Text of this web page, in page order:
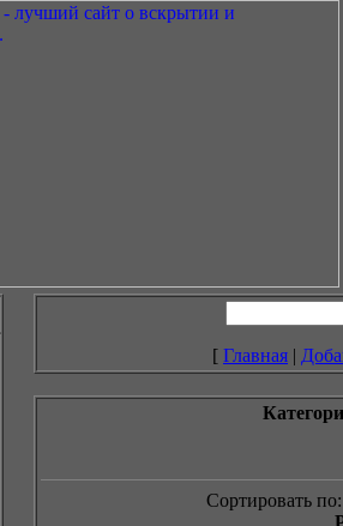
[ Главная |
Сортировать